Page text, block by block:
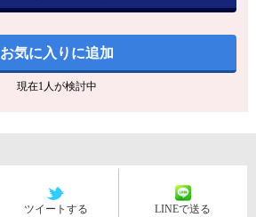
お気に入りに追加
現在1人が検討中
ツイートする LINEで送る